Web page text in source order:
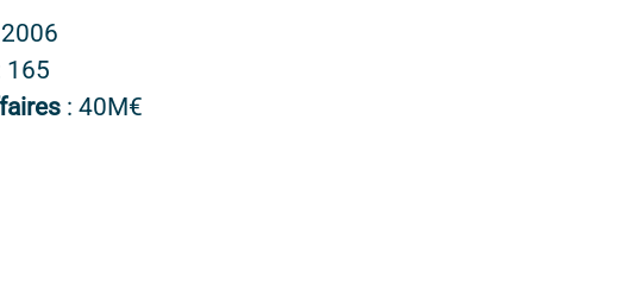
2006
165
: 40M€